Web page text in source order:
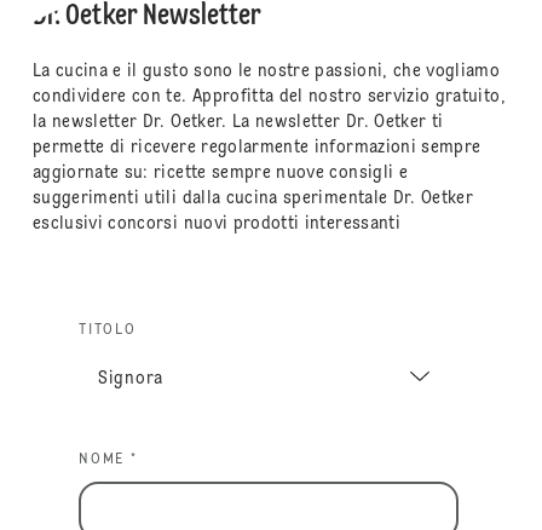
Dr. Oetker Newsletter
La cucina e il gusto sono le nostre passioni, che vogliamo
condividere con te. Approfitta del nostro servizio gratuito,
la newsletter Dr. Oetker. La newsletter Dr. Oetker ti
permette di ricevere regolarmente informazioni sempre
aggiornate su: ricette sempre nuove consigli e
suggerimenti utili dalla cucina sperimentale Dr. Oetker
esclusivi concorsi nuovi prodotti interessanti
TITOLO
NOME *